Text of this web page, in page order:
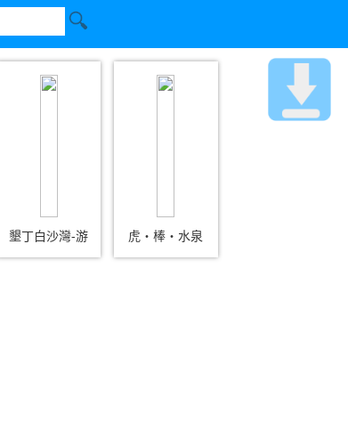
墾丁白沙灣-游 虎‧棒‧水泉